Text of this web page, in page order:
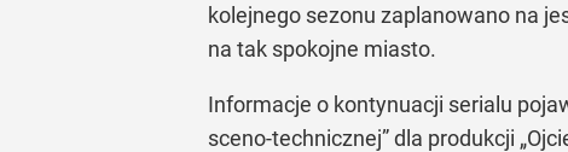
kolejnego sezonu zaplanowano na
na tak spokojne miasto.
Informacje o kontynuacji serialu
sceno-technicznej” dla produkcji